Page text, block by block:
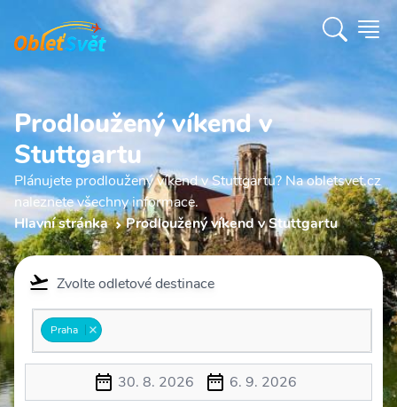
Prodloužený víkend v
Stuttgartu
Plánujete prodloužený víkend v Stuttgartu? Na obletsvet.cz
naleznete všechny informace.
Hlavní stránka
Prodloužený víkend v Stuttgartu
Zvolte odletové destinace
Praha
30. 8. 2026 6. 9. 2026